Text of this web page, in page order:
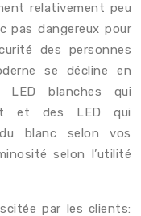
relativement peu
pas dangereux pour
des personnes
se décline en
blanches qui
et des LED qui
blanc selon vos
selon l’utilité
par les clients: